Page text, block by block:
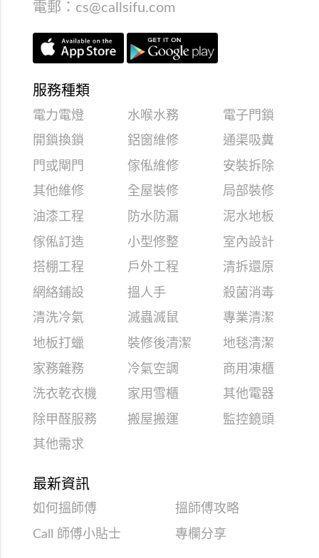
電郵： cs@callsifu.com
服務種類
電力電燈 水喉水務
電子門鎖
開鎖換鎖
鋁窗維修
通渠吸糞
門或閘門
傢俬維修
安裝拆除
其他維修
全屋裝修
局部裝修
油漆工程
防水防漏
泥水地板
傢俬訂造
小型修整
室內設計
搭棚工程
戶外工程
清拆還原
網絡鋪設
搵人手
殺菌消毒
清洗冷氣
滅蟲滅鼠
專業清潔
地板打蠟
裝修後清潔
地毯清潔
家務雜務
冷氣空調
商用凍櫃
洗衣乾衣機
家用雪櫃
其他電器
除甲醛服務
搬屋搬運
監控鏡頭
其他需求
最新資訊
如何搵師傅
搵師傅攻略
Call 師傅小貼士
專欄分享